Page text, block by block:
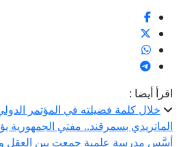
اقرأ أيضا :
خلال كلمة فضيلته في المؤتمر
الماتريدي بسمرقند.. مفتي الجمهورية
أسَّس مدرسة علمية جمعت بين العقل